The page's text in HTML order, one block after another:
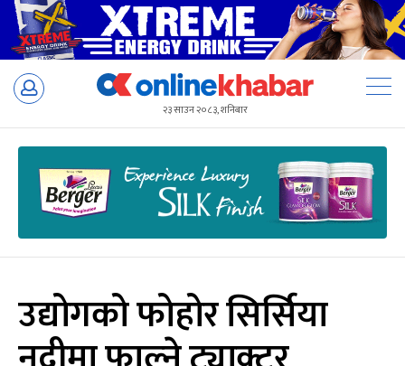
Skip
२३ साउन २०८३, शनिबार
उद्योगको फोहोर सिर्सिया